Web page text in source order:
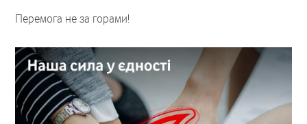
Перемога не за горами!